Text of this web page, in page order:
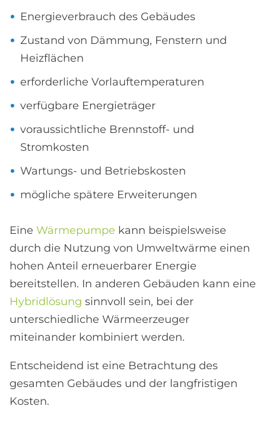
Energieverbrauch des Gebäudes
Zustand von Dämmung, Fenstern und
Heizflächen
erforderliche Vorlauftemperaturen
verfügbare Energieträger
voraussichtliche Brennstoff- und
Stromkosten
Wartungs- und Betriebskosten
mögliche spätere Erweiterungen
Eine Wärmepumpe kann beispielsweise
durch die Nutzung von Umweltwärme einen
hohen Anteil erneuerbarer Energie
bereitstellen. In anderen Gebäuden kann eine
Hybridlösung sinnvoll sein, bei der
unterschiedliche Wärmeerzeuger
miteinander kombiniert werden.
Entscheidend ist eine Betrachtung des
gesamten Gebäudes und der langfristigen
Kosten.